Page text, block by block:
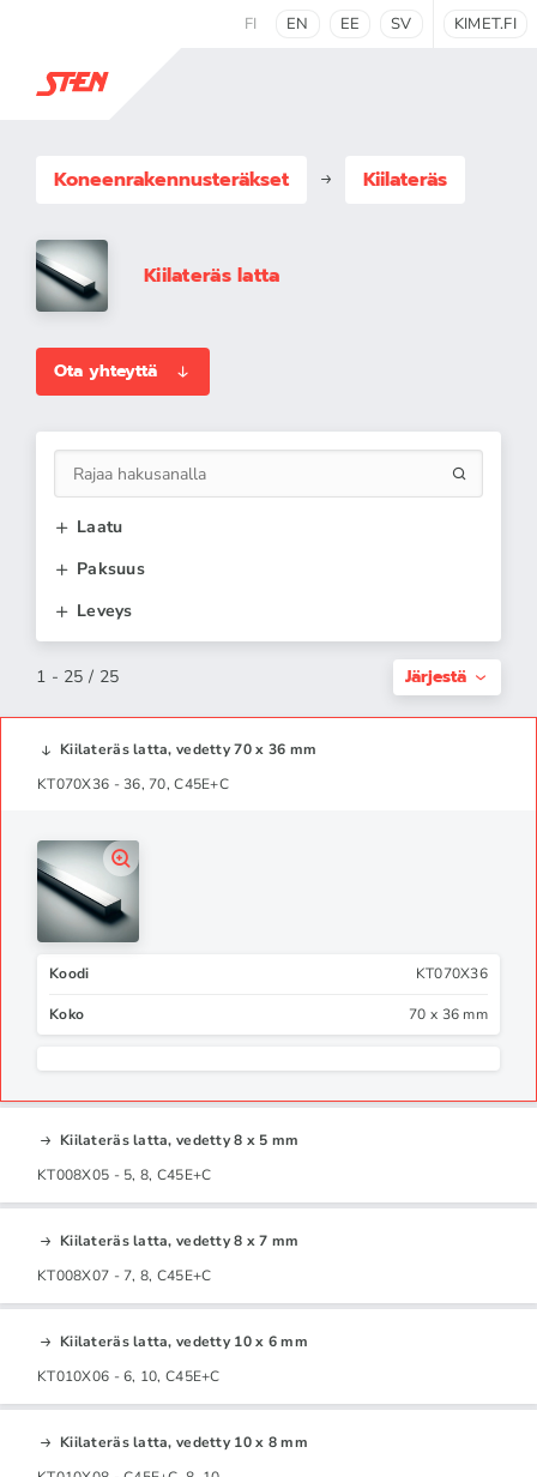
FI EN EE SV KIMET.FI
Koneenrakennus­teräkset Kiilateräs
Kiilateräs latta
Ota yhteyttä
Laatu
Paksuus
Leveys
1 - 25 / 25 Järjestä
Kiilateräs latta, vedetty 70 x 36 mm
KT070X36 - 36, 70, C45E+C
Koodi KT070X36
Koko 70 x 36 mm
Kiilateräs latta, vedetty 8 x 5 mm
KT008X05 - 5, 8, C45E+C
Kiilateräs latta, vedetty 8 x 7 mm
KT008X07 - 7, 8, C45E+C
Kiilateräs latta, vedetty 10 x 6 mm
KT010X06 - 6, 10, C45E+C
Kiilateräs latta, vedetty 10 x 8 mm